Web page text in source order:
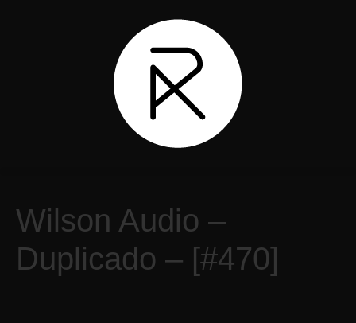
Wilson Audio –
Duplicado – [#470]